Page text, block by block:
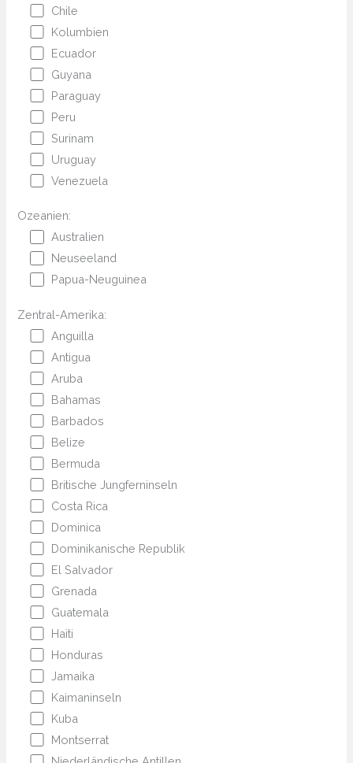
Chile
Kolumbien
Ecuador
Guyana
Paraguay
Peru
Surinam
Uruguay
Venezuela
Ozeanien:
Australien
Neuseeland
Papua-Neuguinea
Zentral-Amerika:
Anguilla
Antigua
Aruba
Bahamas
Barbados
Belize
Bermuda
Britische Jungferninseln
Costa Rica
Dominica
Dominikanische Republik
El Salvador
Grenada
Guatemala
Haiti
Honduras
Jamaika
Kaimaninseln
Kuba
Montserrat